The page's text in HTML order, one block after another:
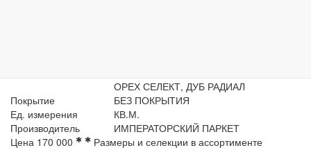
ОРЕХ СЕЛЕКТ, ДУБ РАДИАЛ
Покрытие
БЕЗ ПОКРЫТИЯ
Ед. измерения
КВ.М.
Производитель
ИМПЕРАТОРСКИЙ ПАРКЕТ
Цена 170 000 ✱ ✱ Размеры и селекции в ассортименте